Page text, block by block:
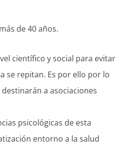
de 40 años.
científico y social para evitar
se repitan. Es por ello por lo
a asociaciones
psicológicas de esta
entorno a la salud